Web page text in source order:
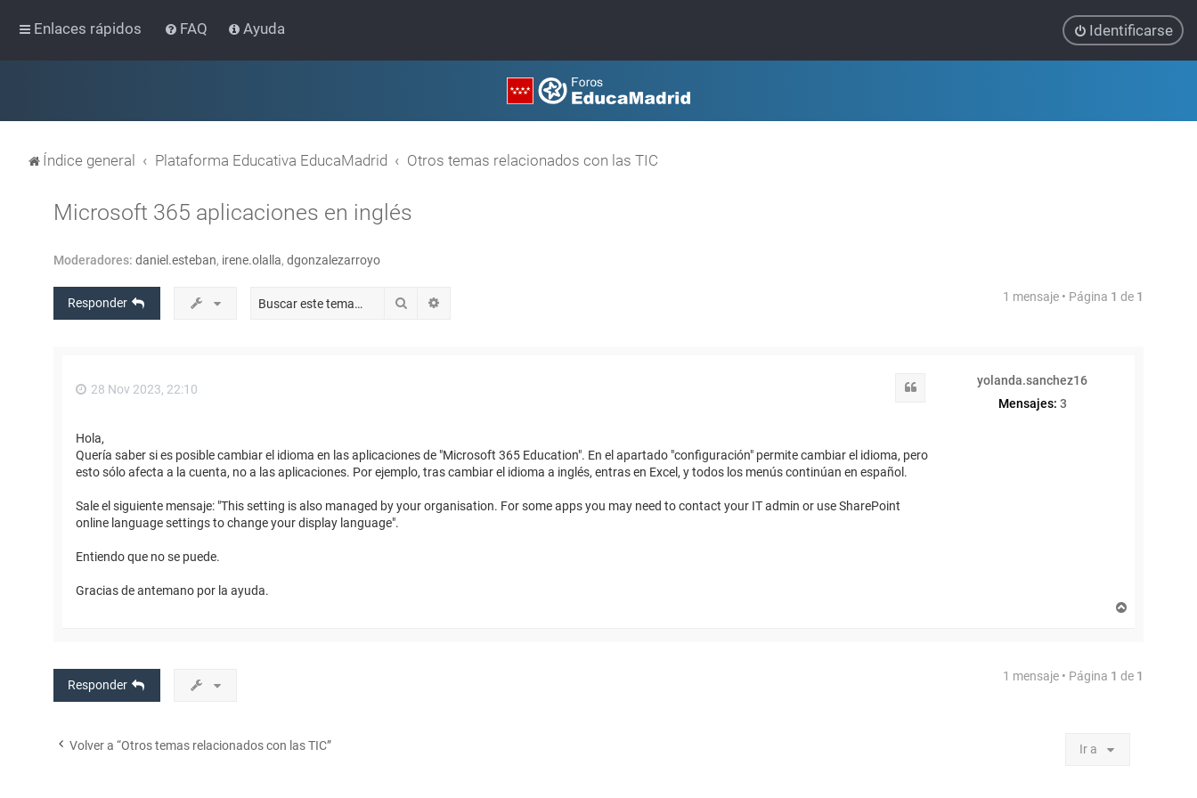
Enlaces rápidos FAQ Ayuda Identificarse
Índice general Plataforma Educativa EducaMadrid Otros temas relacionados con las TIC
Microsoft 365 aplicaciones en inglés
Moderadores: daniel.esteban, irene.olalla, dgonzalezarroyo
Responder Buscar 1 mensaje • Página 1 de 1
yolanda.sanchez16
Mensajes: 3
28 Nov 2023, 22:10
Hola,
Quería saber si es posible cambiar el idioma en las aplicaciones de "Microsoft 365 Education". En el apartado "configuración" permite cambiar el idioma, pero
esto sólo afecta a la cuenta, no a las aplicaciones. Por ejemplo, tras cambiar el idioma a inglés, entras en Excel, y todos los menús continúan en español.
Sale el siguiente mensaje: "This setting is also managed by your organisation. For some apps you may need to contact your IT admin or use SharePoint
online language settings to change your display language".
Entiendo que no se puede.
Gracias de antemano por la ayuda.
a
Responder
1 mensaje • Página 1 de 1
Volver a “Otros temas relacionados con las TIC” Ir a